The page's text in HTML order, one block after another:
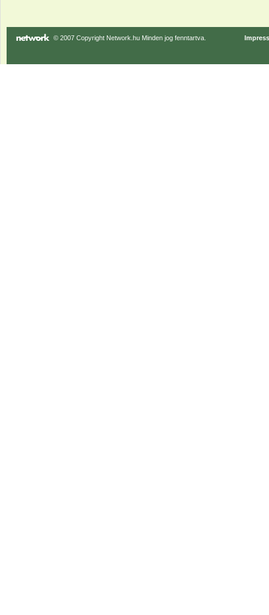
© 2007 Copyright Network.hu Minden jog fenntartva.